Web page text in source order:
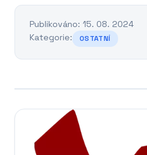
Publikováno: 15. 08. 2024
Kategorie:
OSTATNÍ